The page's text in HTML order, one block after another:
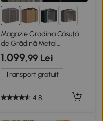
6+
Magazie Gradina Căsuță
de Grădină Metal
213x130x185 Cm, Gri
1.099,99 Lei
Transport gratuit
4.8